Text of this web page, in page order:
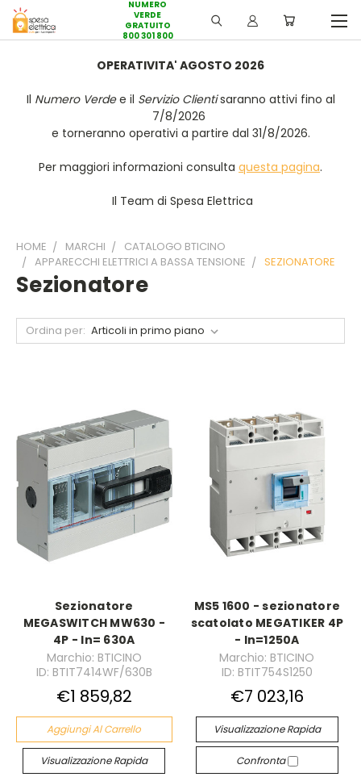
NUMERO
VERDE
GRATUITO
800 301 800
OPERATIVITA' AGOSTO 2026
Il Numero Verdee il Servizio Clientisaranno attivi fino al
7/8/2026
e torneranno operativi a partire dal 31/8/2026.
Per maggiori informazioni consulta questa pagina.
Il Team di Spesa Elettrica
HOME MARCHI
CATALOGO BTICINO
APPARECCHI ELETTRICI A BASSA TENSIONE
SEZIONATORE
Sezionatore
Ordina per:
Sezionatore
MEGASWITCH MW630 -
4P - In= 630A
Marchio: BTICINO
ID: BTIT7414WF/630B
€1 859,82
Aggiungi Al Carrello
Visualizzazione Rapida
MS5 1600 - sezionatore
scatolato MEGATIKER 4P
- In=1250A
Marchio: BTICINO
ID: BTIT754S1250
€7 023,16
Visualizzazione Rapida
Confronta